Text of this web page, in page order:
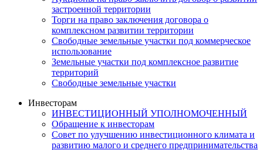
застроенной территории
Торги на право заключения договора о
комплексном развитии территории
Свободные земельные участки под коммерческое
использование
Земельные участки под комплексное развитие
территорий
Свободные земельные участки
Инвесторам
ИНВЕСТИЦИОННЫЙ УПОЛНОМОЧЕННЫЙ
Обращение к инвесторам
Совет по улучшению инвестиционного климата и
развитию малого и среднего предпринимательства